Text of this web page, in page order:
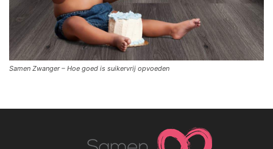
Samen Zwanger – Hoe goed is suikervrij opvoeden